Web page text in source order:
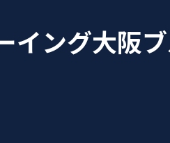
イング大阪